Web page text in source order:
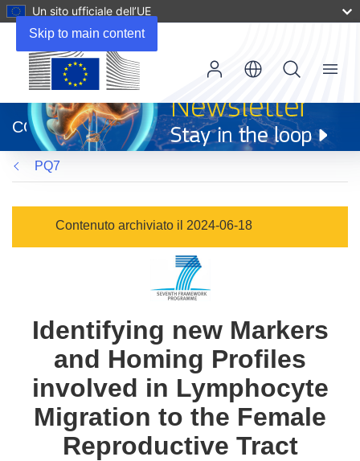
Skip to main content
Un sito ufficiale dell’UE
apre
in
una
nuova
finestra)
CORDIS
Menu
PQ7
Contenuto archiviato il 2024-06-18
Identifying new Markers
and Homing Profiles
involved in Lymphocyte
Migration to the Female
Reproductive Tract